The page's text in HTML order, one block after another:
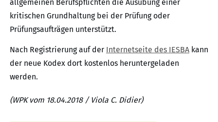
allgemeinen Berufspflichten die Ausübung einer
kritischen Grundhaltung bei der Prüfung oder
Prüfungsaufträgen unterstützt.
Nach Registrierung auf der Internetseite des IESBA kann
der neue Kodex dort kostenlos heruntergeladen
werden.
(WPK vom 18.04.2018 / Viola C. Didier)